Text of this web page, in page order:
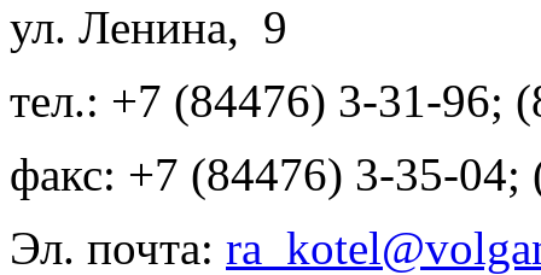
ул. Ленина, 9
тел.: +7 (84476) 3-31-96;
факс: +7 (84476) 3-35-04;
Эл. почта: